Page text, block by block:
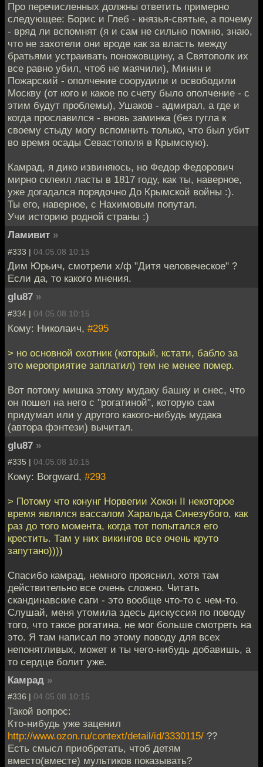
Про перечисленных должны ответить примерно
следующее: Борис и Глеб - князья-святые, а почему
- вряд ли вспомнят (я и сам не сильно помню, знаю,
что не захотели они вроде как за власть между
братьями устраивать поножовщину, а Святополк их
все равно убил, чтоб не маячили), Минин и
Пожарский - ополчение соорудили и освободили
Москву (от кого и какое по счету было ополчение - с
этим будут проблемы), Ушаков - адмирал, а где и
когда прославился - вновь заминка (без гугла к
своему стыду могу вспомнить только, что был убит
во время осады Севастополя в Крымскую).
Камрад, я дико извиняюсь, но Федор Федорович
мирно склеил ласты в 1817 году, как ты, наверное,
уже догадался порядочно До Крымской войны :).
Ты его, наверное, с Нахимовым попутал.
Учи историю родной страны :)
Ламивит »
#333 | 04.05.08 10:15
Дим Юрьич, смотрели х/ф "Дитя человеческое" ?
Если да, то какого мнения.
glu87 »
#334 | 04.05.08 10:15
Кому: Николаич, #295
> но основной охотник (который, кстати, бабло за
это мероприятие заплатил) тем не менее помер.
Вот потому мишка этому мудаку башку и снес, что
он пошел на него с "рогатиной", которую сам
придумал или у другого какого-нибудь мудака
(автора фэнтези) вычитал.
glu87 »
#335 | 04.05.08 10:15
Кому: Borgward, #293
> Потому что конунг Норвегии Хокон II некоторое
время являлся вассалом Харальда Синезубого, как
раз до того момента, когда тот попытался его
крестить. Там у них викингов все очень круто
запутано))))
Спасибо камрад, немного прояснил, хотя там
действительно все очень сложно. Читать
скандинавские саги - это вообще что-то с чем-то.
Слушай, меня утомила здесь дискуссия по поводу
того, что такое рогатина, не мог больше смотреть на
это. Я там написал по этому поводу для всех
непонятливых, может и ты чего-нибудь добавишь, а
то сердце болит уже.
Кaмрaд »
#336 | 04.05.08 10:15
Такой вопрос:
Кто-нибудь уже заценил
http://www.ozon.ru/context/detail/id/3330115/ ??
Есть смысл приобретать, чтоб детям
вместо(вместе) мультиков показывать?